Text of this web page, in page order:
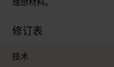
理想材料。
修订表
技术